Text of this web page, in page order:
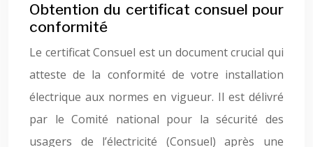
Obtention du certificat consuel pour
conformité
Le certificat Consuel est un document crucial qui
atteste de la conformité de votre installation
électrique aux normes en vigueur. Il est délivré
par le Comité national pour la sécurité des
usagers de l’électricité (Consuel) après une